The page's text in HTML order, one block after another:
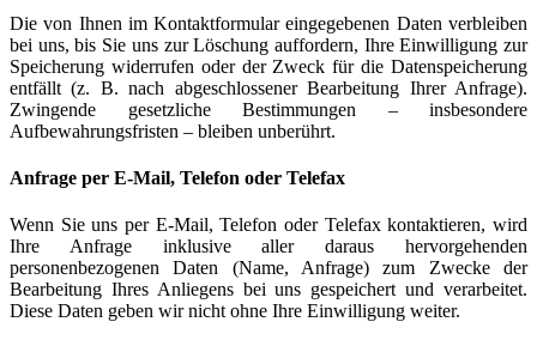
Die von Ihnen im Kontaktformular eingegebenen Daten verbleiben
bei uns, bis Sie uns zur Löschung auffordern, Ihre Einwilligung zur
Speicherung widerrufen oder der Zweck für die Datenspeicherung
entfällt (z. B. nach abgeschlossener Bearbeitung Ihrer Anfrage).
Zwingende gesetzliche Bestimmungen – insbesondere
Aufbewahrungsfristen – bleiben unberührt.
Anfrage per E-Mail, Telefon oder Telefax
Wenn Sie uns per E-Mail, Telefon oder Telefax kontaktieren, wird
Ihre Anfrage inklusive aller daraus hervorgehenden
personenbezogenen Daten (Name, Anfrage) zum Zwecke der
Bearbeitung Ihres Anliegens bei uns gespeichert und verarbeitet.
Diese Daten geben wir nicht ohne Ihre Einwilligung weiter.